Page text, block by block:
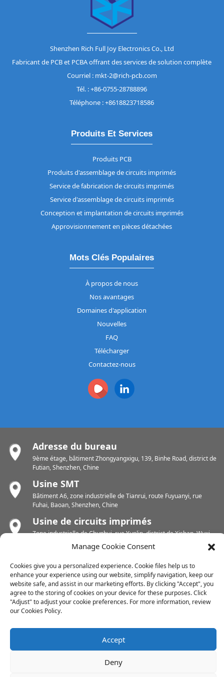
Shenzhen Rich Full Joy Electronics Co., Ltd
Fabricant de PCB et PCBA offrant des services de solution complète
Courriel : mkt-2@rich-pcb.com
Tél. : +86-0755-28788896
Téléphone : +8618823718586
Produits Et Services
Produits PCB
Produits d'assemblage de circuits imprimés
Service de fabrication de circuits imprimés
Service d'assemblage de circuits imprimés
Conception et implantation de circuits imprimés
Approvisionnement en pièces détachées
Mots Clés Populaires
À propos de nous
Nos avantages
Domaines d'application
Nouvelles
FAQ
Télécharger
Contactez-nous
Adresse du bureau
9ème étage, bâtiment Zhongyangxigu, 139, Binhe Road, district de
Futian, Shenzhen, Chine
Usine SMT
Bâtiment A6, zone industrielle de Tianrui, route Fuyuanyi, rue
Fuhai, Baoan, Shenzhen, Chine
Usine de circuits imprimés
Zone industrielle de Chunhui, rue Yunlin, district de Xishan, Wuxi,
Zone industrielle de Dongjiang, ville de Shuikou Est, district de
Huicheng, Huizhou, Chine
Droits d'auteur © 2024 Tous droits réservés
Plan du site--Resource
Manage Cookie Consent
Cookies give you a personalized experience. Cookie files help us to
enhance your experience using our website, simplify navigation, keep our
website safe, and assist in our marketing efforts. By clicking "Accept", you
agree to the storing of cookies on your device for these purposes. Click
"Adjust" to adjust your cookie preferences. For more information, review
our Cookies Policy.
Accept
Deny